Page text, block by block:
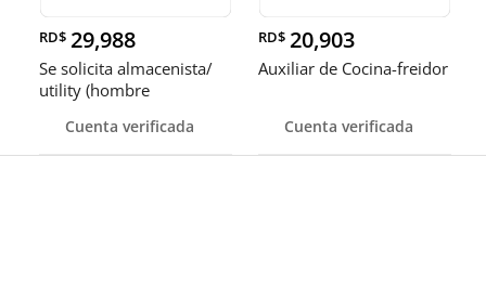
RD$ 29,988
Se solicita almacenista/
utility (hombre
Cuenta verificada
RD$ 20,903
Auxiliar de Cocina-freidor
Cuenta verificada